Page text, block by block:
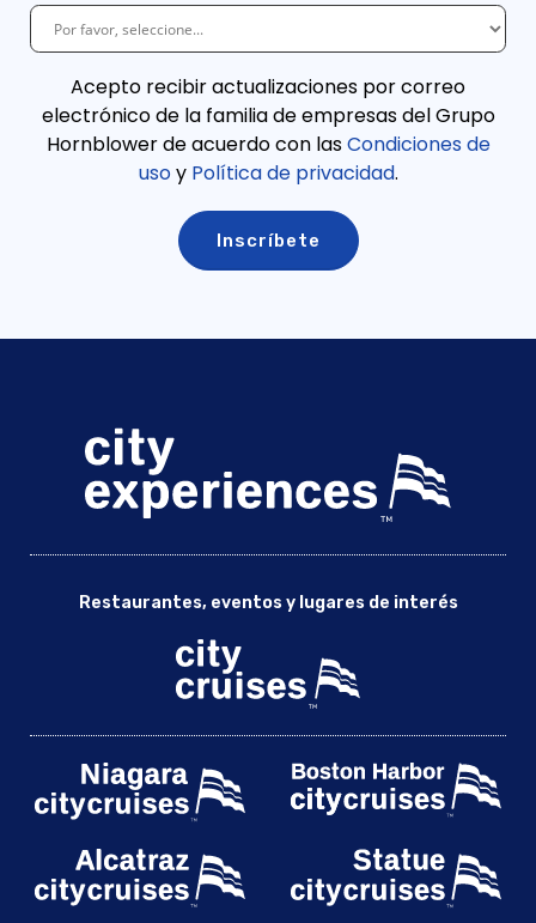
Acepto recibir actualizaciones por correo
electrónico de la familia de empresas del Grupo
Hornblower de acuerdo con lasCondiciones de
usoy Política de privacidad.
Restaurantes, eventos y lugares de interés